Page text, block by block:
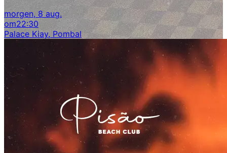
morgen, 8 aug.
om22:30
Palace Kiay, Pombal